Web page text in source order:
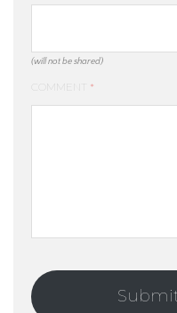
(will not be shared)
COMMENT *